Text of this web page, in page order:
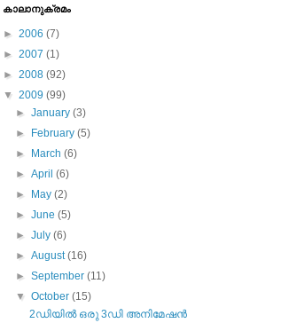
കാലാനുക്രമം
► 2006 (7)
► 2007 (1)
► 2008 (92)
▼ 2009 (99)
►January(3)
► February(5)
► March(6)
►April(6)
► May(2)
►June(5)
►July(6)
►August(16)
►September(11)
▼October(15)
2ഡിയില്‍ ഒരു 3ഡി അനിമേഷന്‍